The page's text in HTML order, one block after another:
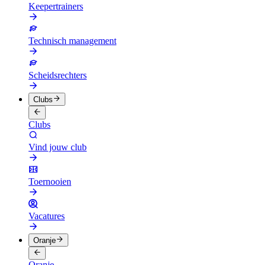
Keepertrainers
Technisch management
Scheidsrechters
Clubs
Clubs
Vind jouw club
Toernooien
Vacatures
Oranje